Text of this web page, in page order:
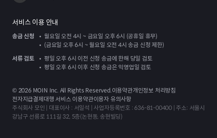
서비스 이용 안내
송금 신청
월요일 오전 4시 ~ 금요일 오후 6시 (공휴일 휴무)
(금요일 오후 6시 ~ 월요일 오전 4시 송금 신청 제한)
서류 검토
평일 오후 6시 이전 신청 송금에 한해 당일 검토
평일 오후 6시 이후 신청 송금은 익영업일 검토
© 2026MOIN Inc. All Rights Reserved.이용약관개인정보 처리방침
전자지급결제대행 서비스 이용약관이용자 유의사항
주식회사 모인 | 대표이사 : 서일석 | 사업자등록번호 : 636-81-00400 | 주소: 서울시
강남구 선릉로 111길 32, 5층(논현동, 송현빌딩)